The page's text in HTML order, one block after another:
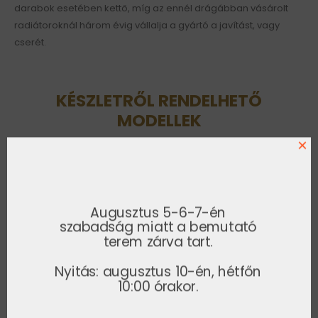
darabok esetében kettő, míg az ennél drágábban vásárolt
radiátoroknál három évig vállalja a gyártó a javítást, vagy
cserét.
KÉSZLETRŐL RENDELHETŐ
MODELLEK
1-5 napos országos házhozszállítással! ×
Augusztus 5-6-7-én
szabadság miatt a bemutató
terem zárva tart.
Nyitás: augusztus 10-én, hétfőn
10:00 órakor.